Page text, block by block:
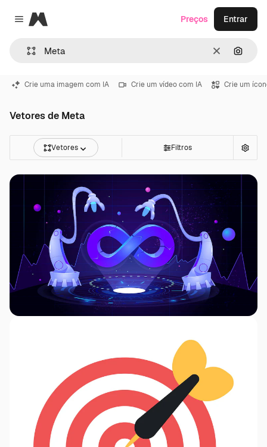
Close menu
Magnific
Limpar
Preços Entrar
Crie uma imagem com IA Crie um vídeo com IA Crie um
Vetores de Meta
Vetores Filtros